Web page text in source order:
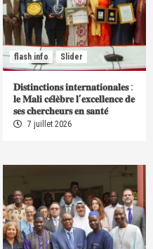
flash info Slider
𝐃𝐢𝐬𝐭𝐢𝐧𝐜𝐭𝐢𝐨𝐧𝐬 𝐢𝐧𝐭𝐞𝐫𝐧𝐚𝐭𝐢𝐨𝐧𝐚𝐥𝐞𝐬 :
𝐥𝐞 𝐌𝐚𝐥𝐢 𝐜𝐞́𝐥𝐞̀𝐛𝐫𝐞 𝐥’𝐞𝐱𝐜𝐞𝐥𝐥𝐞𝐧𝐜𝐞 𝐝𝐞
𝐬𝐞𝐬 𝐜𝐡𝐞𝐫𝐜𝐡𝐞𝐮𝐫𝐬 𝐞𝐧 𝐬𝐚𝐧𝐭𝐞́
7 juillet 2026